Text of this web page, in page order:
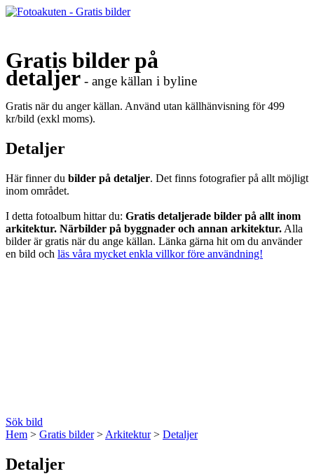
Gratis bilder på
detaljer - ange källan i byline
Gratis när du anger källan. Använd utan källhänvisning för 499
kr/bild (exkl moms).
Detaljer
Här finner du bilder på detaljer. Det finns fotografier på allt möjligt
inom området.
I detta fotoalbum hittar du: Gratis detaljerade bilder på allt inom
arkitektur. Närbilder på byggnader och annan arkitektur. Alla
bilder är gratis när du ange källan. Länka gärna hit om du använder
en bild och läs våra mycket enkla villkor före användning!
Sök bild
Hem > Gratis bilder> Arkitektur> Detaljer
Detaljer